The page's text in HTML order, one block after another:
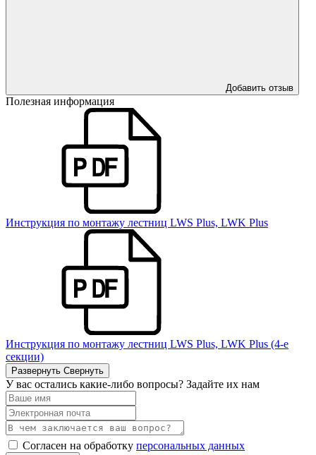
Добавить отзыв
Полезная информация
Инструкция по монтажу лестниц LWS Plus, LWK Plus
Инструкция по монтажу лестниц LWS Plus, LWK Plus (4-е
секции)
Развернуть Свернуть
У вас остались какие-либо вопросы? Задайте их нам
Согласен на обработку персональных данных